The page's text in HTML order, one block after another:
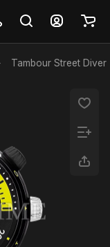
Tambour Street Diver